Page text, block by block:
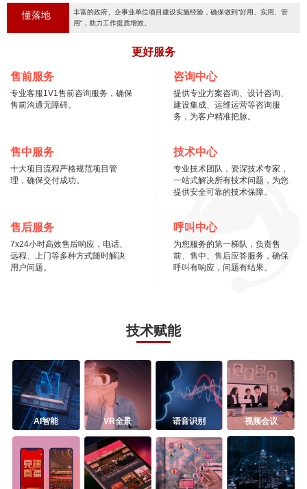
懂落地
丰富的政府、企事业单位项目建设实施经验，确保做到“好用、实用、管
用“，助力工作提质增效。
更好服务
售前服务
专业客服1V1售前咨询服务，确保
售前沟通无障碍。
咨询中心
提供专业方案咨询、设计咨询、
建设集成、运维运营等咨询服
务，为客户精准把脉。
售中服务
十大项目流程严格规范项目管
理，确保交付成功。
技术中心
专业技术团队，资深技术专家，
一站式解决所有技术问题，为您
提供安全可靠的技术保障。
售后服务
7x24小时高效售后响应，电话、
远程、上门等多种方式随时解决
用户问题。
呼叫中心
为您服务的第一梯队，负责售
前、售中、售后应答服务，确保
呼叫有响应，问题有结果。
技术赋能
AI智能 VR全景 语音识别 视频会议